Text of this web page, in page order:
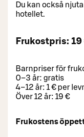
Du kan också
hotellet.
Frukostpris:
Barnpriser för
0–3 år: gratis
4–12 år: 1 € per
Över 12 år: 19 €
Frukostens